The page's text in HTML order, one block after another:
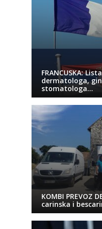
FRANCUSKA:
dermatologa,
stomatologa…
KOMBI PREVOZ
carinska i